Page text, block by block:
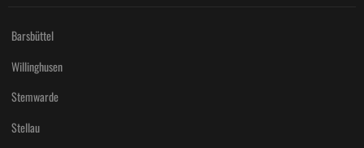
Barsbüttel
Willinghusen
Stemwarde
Stellau